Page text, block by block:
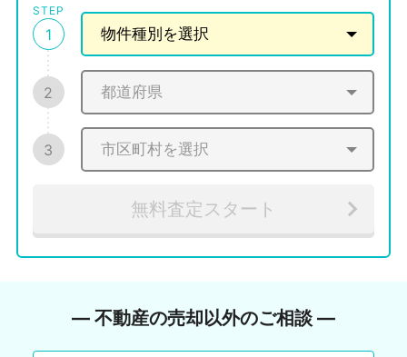
STEP
1
2
3
無料査定スタート
― 不動産の売却以外のご相談 ―